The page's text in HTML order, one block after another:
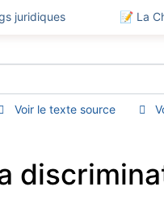
juridiques 📝 La
Voir le texte source